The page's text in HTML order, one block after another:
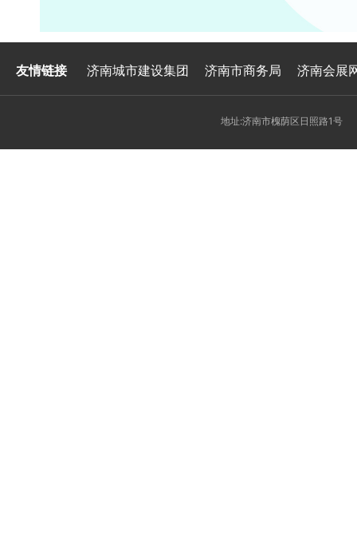
友情链接 济南城市建设集团 济南市商务局 济南会展
地址:济南市槐荫区日照路1号